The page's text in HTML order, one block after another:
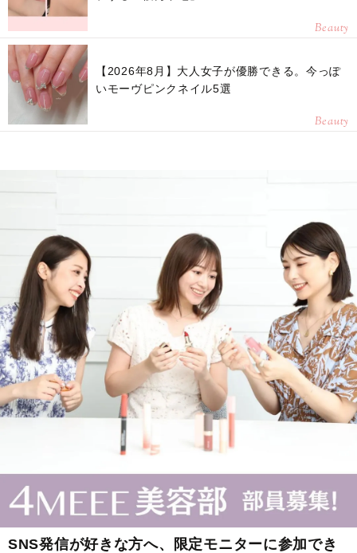
Beauty
【2026年8月】大人女子が優勝できる。今っぽ
いモーヴピンクネイル5選
Beauty
SNS発信が好きな方へ、限定モニターに参加でき